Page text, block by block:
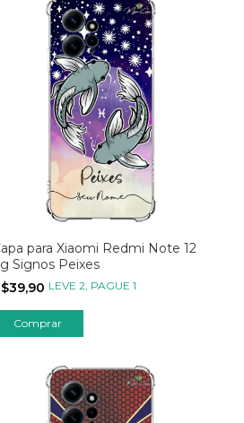
para Xiaomi Redmi Note 12
Signos Peixes
LEVE 2, PAGUE 1
Comprar